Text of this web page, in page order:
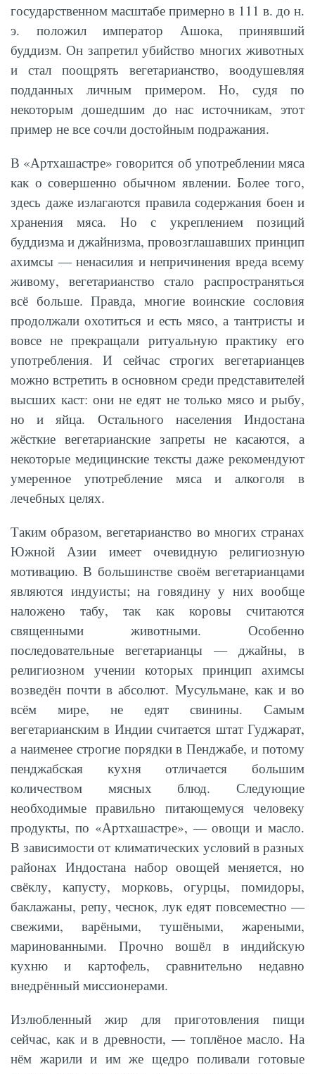
государственном масштабе примерно в 111 в. до н.
э. положил император Ашока, принявший
буддизм. Он запретил убийство многих животных
и стал поощрять вегетарианство, воодушевляя
подданных личным примером. Но, судя по
некоторым дошедшим до нас источникам, этот
пример не все сочли достойным подражания.
В «Артхашастре» говорится об употреблении мяса
как о совершенно обычном явлении. Более того,
здесь даже излагаются правила содержания боен и
хранения мяса. Но с укреплением позиций
буддизма и джайнизма, провозглашавших принцип
ахимсы — ненасилия и непричинения вреда всему
живому, вегетарианство стало распространяться
всё больше. Правда, многие воинские сословия
продолжали охотиться и есть мясо, а тантристы и
вовсе не прекращали ритуальную практику его
употребления. И сейчас строгих вегетарианцев
можно встретить в основном среди представителей
высших каст: они не едят не только мясо и рыбу,
но и яйца. Остального населения Индостана
жёсткие вегетарианские запреты не касаются, а
некоторые медицинские тексты даже рекомендуют
умеренное употребление мяса и алкоголя в
лечебных целях.
Таким образом, вегетарианство во многих странах
Южной Азии имеет очевидную религиозную
мотивацию. В большинстве своём вегетарианцами
являются индуисты; на говядину у них вообще
наложено табу, так как коровы считаются
священными животными. Особенно
последовательные вегетарианцы — джайны, в
религиозном учении которых принцип ахимсы
возведён почти в абсолют. Мусульмане, как и во
всём мире, не едят свинины. Самым
вегетарианским в Индии считается штат Гуджарат,
а наименее строгие порядки в Пенджабе, и потому
пенджабская кухня отличается большим
количеством мясных блюд. Следующие
необходимые правильно питающемуся человеку
продукты, по «Артхашастре», — овощи и масло.
В зависимости от климатических условий в разных
районах Индостана набор овощей меняется, но
свёклу, капусту, морковь, огурцы, помидоры,
баклажаны, репу, чеснок, лук едят повсеместно —
свежими, варёными, тушёными, жареными,
маринованными. Прочно вошёл в индийскую
кухню и картофель, сравнительно недавно
внедрённый миссионерами.
Излюбленный жир для приготовления пищи
сейчас, как и в древности, — топлёное масло. На
нём жарили и им же щедро поливали готовые